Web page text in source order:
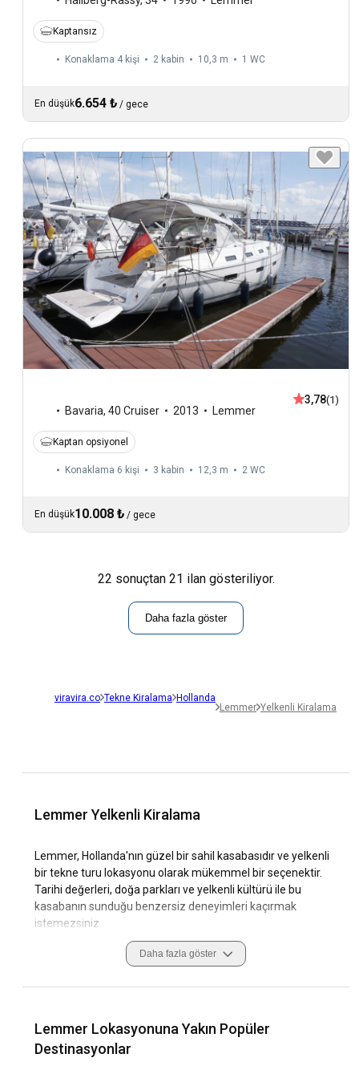
Kaptansız
Konaklama 4 kişi 2 kabin 10,3 m 1 WC
En düşük6.654 ₺ / gece
Bavaria, 40 Cruiser 2013 Lemmer
3,78(1)
Kaptan opsiyonel
Konaklama 6 kişi 3 kabin 12,3 m 2 WC
En düşük10.008 ₺ / gece
22 sonuçtan 21 ilan gösteriliyor.
Daha fazla göster
viravira.co Tekne Kiralama Hollanda
Lemmer Yelkenli Kiralama
Lemmer Yelkenli Kiralama
Lemmer, Hollanda'nın güzel bir sahil kasabasıdır ve yelkenli
bir tekne turu lokasyonu olarak mükemmel bir seçenektir.
Tarihi değerleri, doğa parkları ve yelkenli kültürü ile bu
kasabanın sunduğu benzersiz deneyimleri kaçırmak
istemezsiniz.
Eşsiz doğa manzaralarına, bronz plajlara ve otantik
tekne turu yapmanın en güzel yollarından biridir. Bu içeriği
etmeniz gerektiğini, hangi rotaları izlemeniz gerektiğini ve
hangi hizmetleri tercih etmeniz gerektiğini öğreneceksiniz.
Daha fazla göster
Lemmer Lokasyonuna Yakın Popüler
Destinasyonlar